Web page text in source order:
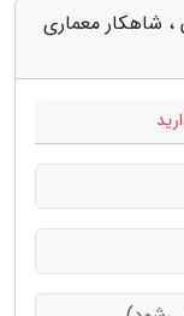
، شاهکار معماری